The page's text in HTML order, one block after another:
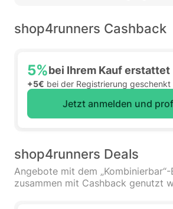
shop4runners Cashback
5%bei Ihrem Kauf erstattet
+5€ bei der Registrierung geschenkt
Jetzt anmelden und
shop4runners Deals
Angebote mit dem
zusammen mit Cashback genutzt